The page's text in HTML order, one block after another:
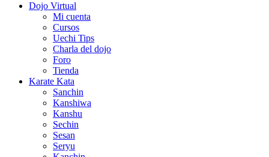
Dojo Virtual
Mi cuenta
Cursos
Uechi Tips
Charla del dojo
Foro
Tienda
Karate Kata
Sanchin
Kanshiwa
Kanshu
Sechin
Sesan
Seryu